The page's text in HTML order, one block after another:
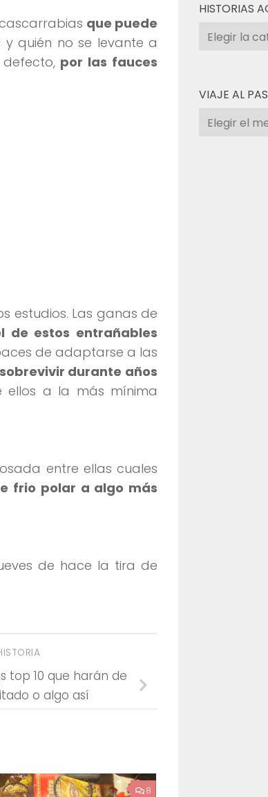
que puede
y quién no se levante a
por las fauces
estudios. Las ganas de
de estos entrañables
de adaptarse a las
sobrevivir durante años
ellos a la más mínima
entre ellas cuales
frio polar a algo más
de hace la tira de
top 10 que harán de
o algo así
8
HISTORIAS
Historias
agrupadas
VIAJE AL
Viaje